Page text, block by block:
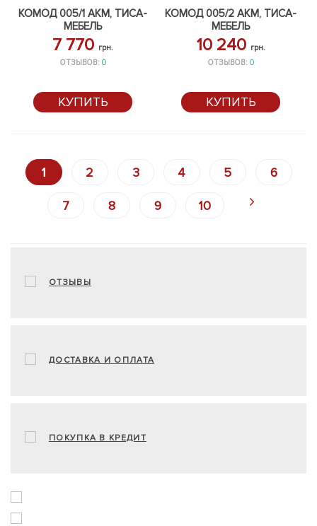
КОМОД 005/1 АКМ, ТИСА-
МЕБЕЛЬ
7 770 грн.
ОТЗЫВОВ: 0
КУПИТЬ
КОМОД 005/2 АКМ, ТИСА-
МЕБЕЛЬ
10 240 грн.
ОТЗЫВОВ: 0
КУПИТЬ
1 2 3 4 5 6
7 8 9 10
ОТЗЫВЫ
ДОСТАВКА И ОПЛАТА
ПОКУПКА В КРЕДИТ